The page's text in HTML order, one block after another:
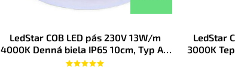
LedStar COB LED pás 230V 13W/m
4000K Denná biela IP65 10cm, Typ A -
priame pripojenie na 230V
LedStar
3000K